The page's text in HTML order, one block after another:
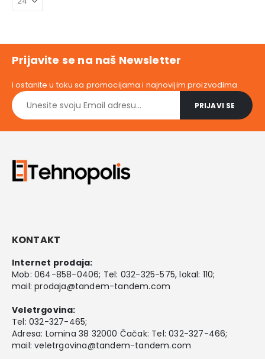
Prijavite se na naš Newsletter
i ostanite u toku sa promocijama i najnovijim proizvodima
KONTAKT
Internet prodaja:
Mob: 064-858-0406; Tel: 032-325-575, lokal: 110;
mail:prodaja@tandem-tandem.com
Veletrgovina:
Tel: 032-327-465;
Adresa: Lomina 38 32000 Čačak: Tel: 032-327-466;
mail:veletrgovina@tandem-tandem.com